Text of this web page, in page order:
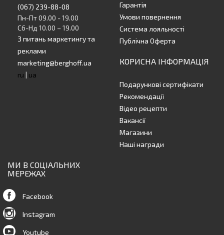
(067) 239-88-08
Пн-Пт 09.00 - 19.00
Сб-Нд 10.00 – 19.00
З питань маркетингу та
реклами
marketing@berghoff.ua
ru | ua
Гарантія
Умови повернення
Система лояльності
Публічна Оферта
КОРИСНА ІНФОРМАЦІЯ
Подарункові сертифікати
Рекомендації
Відео рецепти
Вакансії
Магазини
Наші награди
МИ В СОЦІАЛЬНИХ
МЕРЕЖАХ
Facebook
Instagram
Youtube